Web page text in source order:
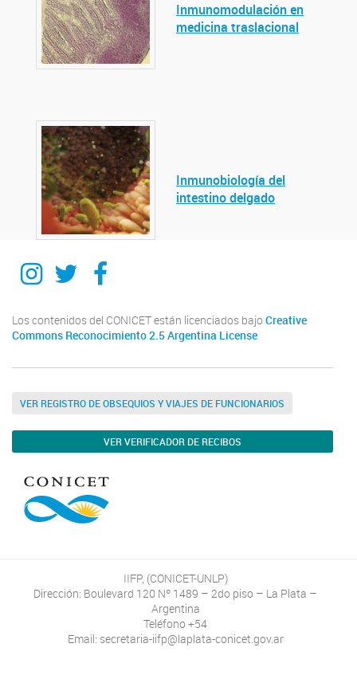
Inmunomodulación en
medicina traslacional
Inmunobiología del
intestino delgado
Instagram
TwitterFacebook
Los contenidos del CONICET están licenciados bajo Creative
Commons Reconocimiento 2.5 Argentina License
VER REGISTRO DE OBSEQUIOS Y VIAJES DE FUNCIONARIOS
VER VERIFICADOR DE RECIBOS
IIFP, (CONICET-UNLP)
Dirección: Boulevard 120 Nº 1489 – 2do piso – La Plata –
Argentina
Teléfono +54
Email: secretaria-iifp@laplata-conicet.gov.ar